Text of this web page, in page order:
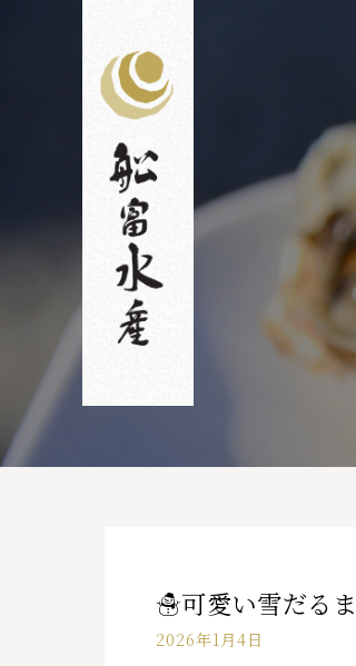
☃可愛い雪だる
2026年1月4日